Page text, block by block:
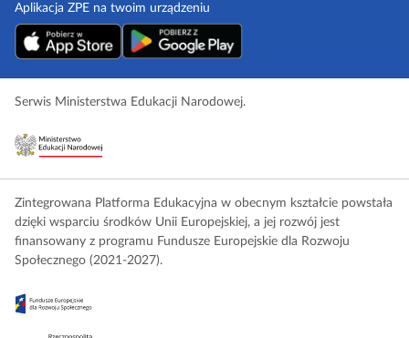
Aplikacja ZPE na twoim urządzeniu
Serwis Ministerstwa Edukacji Narodowej.
Zintegrowana Platforma Edukacyjna w obecnym kształcie powstała
dzięki wsparciu środków Unii Europejskiej, a jej rozwój jest
finansowany z programu Fundusze Europejskie dla Rozwoju
Społecznego (2021-2027).